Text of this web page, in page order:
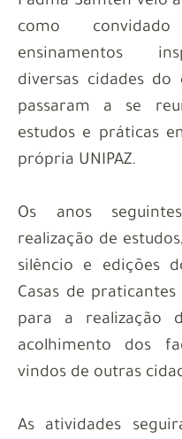
como
ensinamentos
diversas cidades do
passaram a se
estudos e práticas
própria UNIPAZ.
Os anos
realização de
silêncio e edições
Casas de
para a realização
acolhimento dos
vindos de outras
As atividades